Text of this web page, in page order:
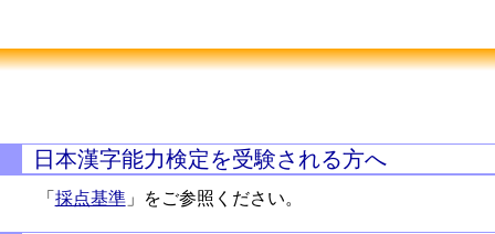
日本漢字能力検定を受験される方へ
「 採点基準」をご参照ください。